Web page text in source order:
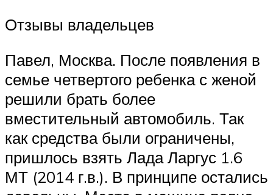
Отзывы владельцев
Павел, Москва. После появления в
семье четвертого ребенка с женой
решили брать более
вместительный автомобиль. Так
как средства были ограничены,
пришлось взять Лада Ларгус 1.6
МТ (2014 г.в.). В принципе остались